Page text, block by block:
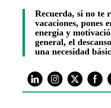
Recuerda, si no te
vacaciones, pones
energía y
general, el
una necesidad